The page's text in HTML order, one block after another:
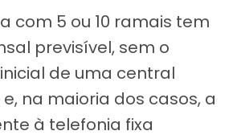
com 5 ou 10 ramais tem
previsível, sem o
de uma central
na maioria dos casos, a
à telefonia fixa